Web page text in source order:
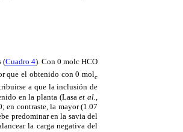
(Cuadro 4). Con 0 molc HCO
que el obtenido con 0 molc
a que la inclusión de
en la planta (Lasaet al.,
en contraste, la mayor (1.07
predominar en la savia del
la carga negativa del